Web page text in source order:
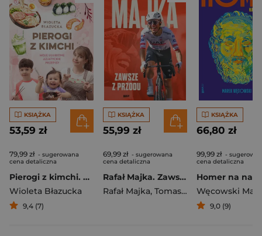
KSIĄŻKA
53,59 zł
79,99 zł - sugerowana
cena detaliczna
Pierogi z kimchi. Moje ulubione azjatyckie przepisy
Wioleta Błazucka
9,4 (7)
KSIĄŻKA
55,99 zł
69,99 zł - sugerowana
cena detaliczna
Rafał Majka. Zawsze z przodu. Rozmawia Tomasz Kalemba - książka z autografem
Rafał Majka, Tomasz Kalemba
KSIĄŻKA
66,80 zł
99,99 zł -
cena detaliczna
Węcowski
9,0 (9)